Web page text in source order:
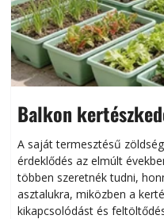
Balkon
Helytakarékos
A saját termesztésű
érdeklődés az elmúlt
többen szeretnék tudni,
asztalukra, miközben a
kikapcsolódást és